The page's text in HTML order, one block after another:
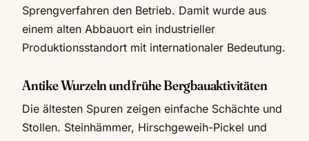
Sprengverfahren den Betrieb. Damit wurde aus
einem alten Abbauort ein industrieller
Produktionsstandort mit internationaler Bedeutung.
Antike Wurzeln und frühe Bergbauaktivitäten
Die ältesten Spuren zeigen einfache Schächte und
Stollen. Steinhämmer, Hirschgeweih-Pickel und